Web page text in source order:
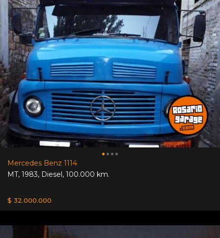
Mercedes Benz 1114
MT, 1983, Diesel, 100.000 km.
$ 32.000.000